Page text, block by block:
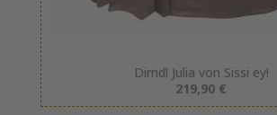
Dirndl Julia von Sissi ey!
219,90 €